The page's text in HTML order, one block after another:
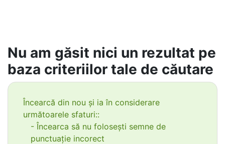
Nu am găsit nici un rezultat pe
baza criteriilor tale de căutare
Încearcă din nou și ia în considerare
următoarele sfaturi::
- Încearca să nu folosești semne de
punctuație incorect